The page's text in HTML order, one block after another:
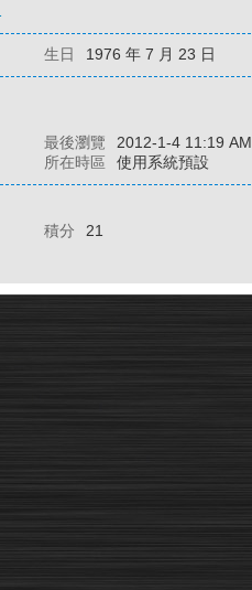
生日 1976 年 7 月 23 日
最後瀏覽 2012-1-4 11:19 AM
所在時區 使用系統預設
積分 21